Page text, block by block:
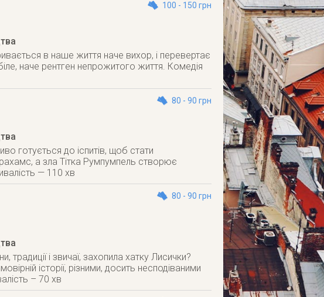
100 - 150 грн
в наше життя наче вихор, і перевертає
наче рентген непрожитого життя. Комедія
80 - 90 грн
готується до іспитів, щоб стати
а зла Тітка Румпумпель створює
— 110 хв
80 - 90 грн
і звичаї, захопила хатку Лисички?
історії, різними, досить несподіваними
– 70 хв